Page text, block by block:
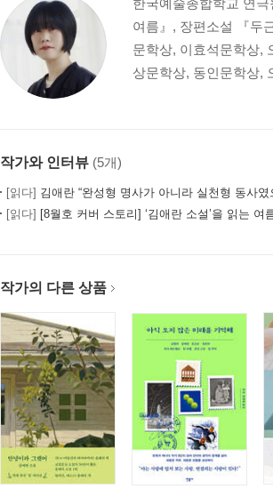
한국예술종합학교 연
여름』, 장편소설 『두
문학상, 이효석문학상,
상문학상, 동인문학상,
작가와 인터뷰 (5개)
[읽다] 김애란 “완성형 명사가 아니라 실천형 동사였
[읽다] [8월호 커버 스토리] ‘김애란 소설’을 읽는 여
작가의 다른 상품